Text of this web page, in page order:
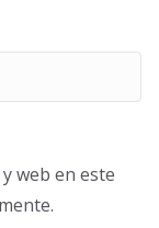
web en este